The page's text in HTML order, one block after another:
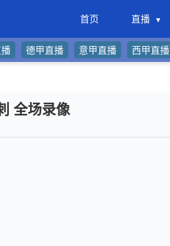
首页 直播
德甲直播 意甲直播 西甲直播
全场录像